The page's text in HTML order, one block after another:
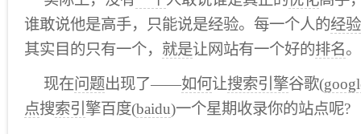
谁敢说他是高手，只能说是经验。每一个人的经验
其实目的只有一个， 就是让网站有一个好的排名。
现在问题出现了——如何让搜索引擎谷歌(
点搜索引 擎百度(baidu)一个星期收录你的站点呢?